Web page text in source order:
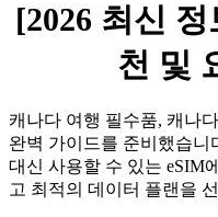
[2026 최신
천 및
캐나다 여행 필수품, 캐나
완벽 가이드를 준비했습니
대신 사용할 수 있는 eSIM
고 최적의 데이터 플랜을